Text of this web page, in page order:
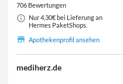
706 Bewertungen
Nur 4,30€ bei Lieferung an
Hermes PaketShops.
Apothekenprofil ansehen
mediherz.de